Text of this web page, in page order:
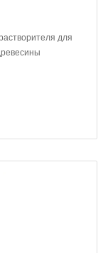
для